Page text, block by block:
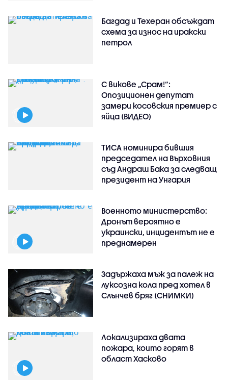
Багдад и Техеран обсъждат
схема за износ на иракски
петрол
С викове „Срам!“:
Опозиционен депутат
замери косовския премиер с
яйца (ВИДЕО)
ТИСА номинира бившия
председател на Върховния
съд Андраш Бака за следващ
президент на Унгария
Военното министерство:
Дронът вероятно е
украински, инцидентът не е
преднамерен
Задържаха мъж за палеж на
луксозна кола пред хотел в
Слънчев бряг (СНИМКИ)
Локализираха двата
пожара, които горят в
област Хасково